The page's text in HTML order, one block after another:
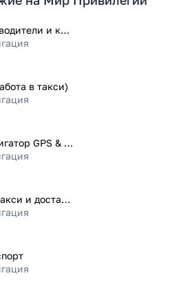
Яндекс Про: водители и курьеры
в такси)
Навител Навигатор GPS & Карты
Ситимобил: такси и доставка